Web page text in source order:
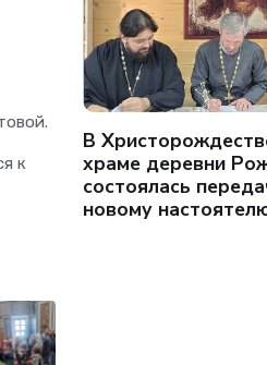
к
В
храме деревни
состоялась
новому